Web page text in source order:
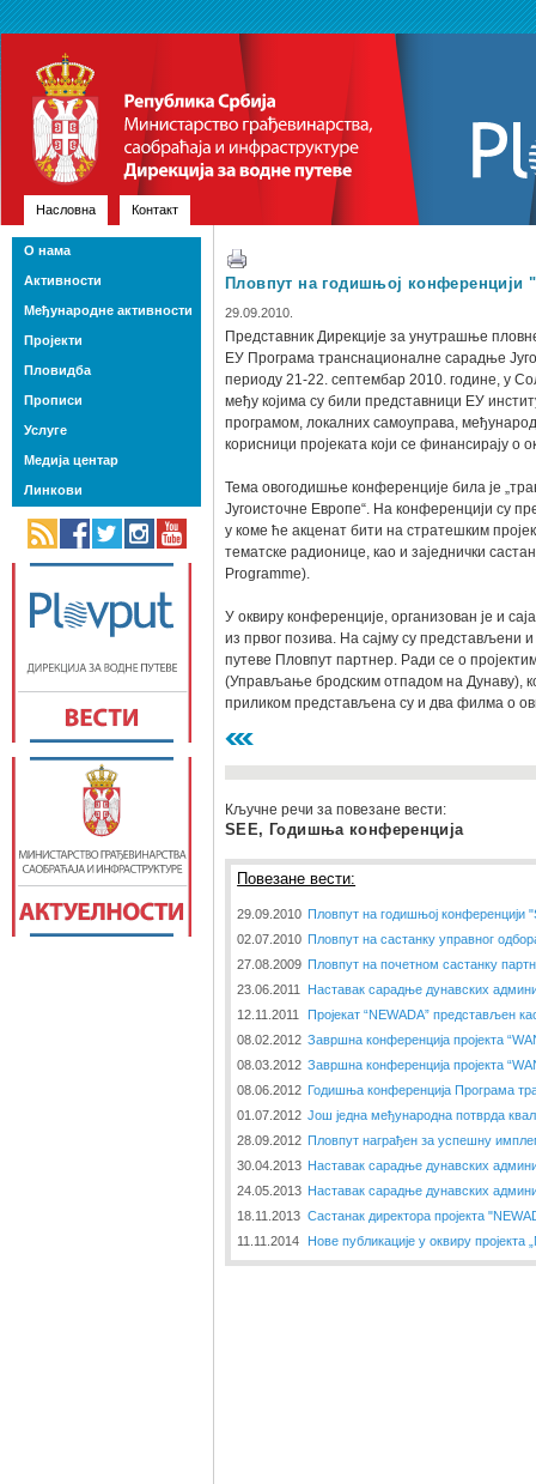
Насловна Контакт
Пловпут на годишњој конференцији
29.09.2010.
Представник Дирекције за унутрашње
ЕУ Програма транснационалне сарадње
периоду 21-22. септембар 2010. године, у
међу којима су били представници ЕУ
програмом, локалних самоуправа,
корисници пројеката који се финансирају о
Тема овогодишње конференције била је
Југоисточне Европе“. На конференцији су
у коме ће акценат бити на стратешким
тематске радионице, као и заједнички
Programme).
У оквиру конференције, организован је и
из првог позива. На сајму су представљени
путеве Пловпут партнер. Ради се о
(Управљање бродским отпадом на Дунаву),
приликом представљена су и два филма о
Кључне речи за повезане вести:
SEE, Годишња конференција
Повезане вести:
29.09.2010 Пловпут на годишњој конференцији
02.07.2010 Пловпут на састанку управног
27.08.2009 Пловпут на почетном састанку
23.06.2011
Наставак сарадње дунавских
12.11.2011
Пројекат “NEWADA” представљен
08.02.2012 Завршна конференција пројекта
08.03.2012 Завршна конференција пројекта
08.06.2012 Годишња конференција Програма
01.07.2012 Још једна међународна потврда
28.09.2012 Пловпут награђен за успешну
30.04.2013 Наставак сарадње дунавских
24.05.2013 Наставак сарадње дунавских
18.11.2013 Састанак директора пројекта
11.11.2014
Нове публикације у оквиру пројекта
О нама
Активности
Међународне активности
Пројекти
Пловидба
Прописи
Услуге
Медија центар
Линкови